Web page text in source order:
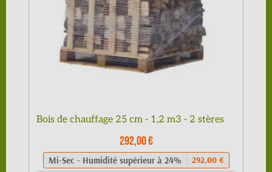
Bois de chauffage 25 cm - 1,2 m3 - 2 stères
292,00 €
Mi-Sec - Humidité supérieur à 24% 292,00 €